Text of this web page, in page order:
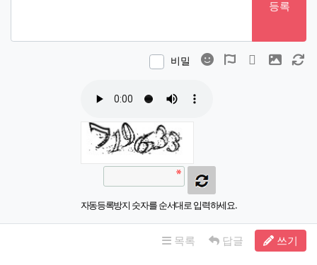
등록
비밀 이모티콘폰트어썸
동영상 이미지
자동등록방지 숫자를 순서대로 입력하세요.
목록 답글 쓰기